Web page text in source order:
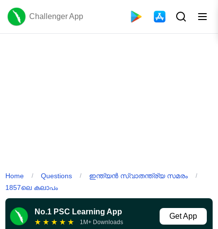
Challenger App
Home / Questions / ഇന്ത്യൻ സ്വാതന്ത്ര്യ സമരം /
1857ലെ കലാപം
No.1 PSC Learning App
★ ★ ★ ★ ★ 1M+ Downloads
Get App